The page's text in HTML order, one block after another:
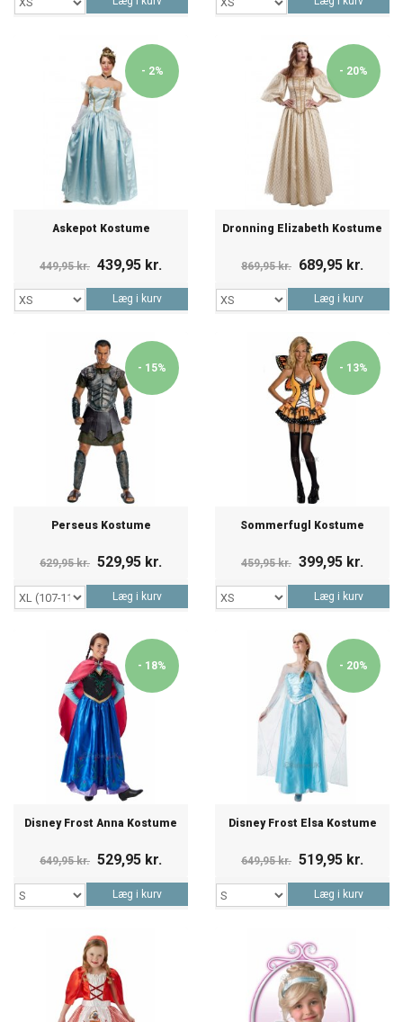
- 2%
Askepot Kostume
449,95 kr. 439,95 kr.
Læg i kurv
- 20%
Dronning Elizabeth Kostume
869,95 kr. 689,95 kr.
Læg i kurv
- 15%
Perseus Kostume
629,95 kr. 529,95 kr.
Læg i kurv
- 13%
Sommerfugl Kostume
459,95 kr. 399,95 kr.
Læg i kurv
- 18%
Disney Frost Anna Kostume
649,95 kr. 529,95 kr.
Læg i kurv
- 20%
Disney Frost Elsa Kostume
649,95 kr. 519,95 kr.
Læg i kurv